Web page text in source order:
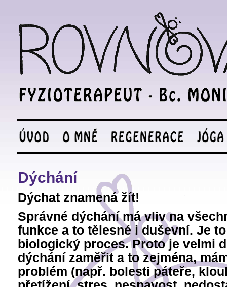
Dýchání
Dýchat znamená žít!
Správné dýchání má vliv na
funkce a to tělesné i duševní. Je
biologický proces. Proto je velmi
dýchání zaměřit a to zejména,
problém (např. bolesti páteře,